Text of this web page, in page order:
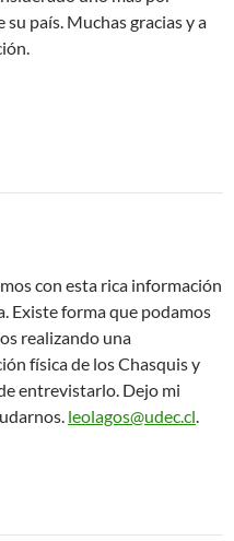
país. Muchas gracias y a
con esta rica información
Existe forma que podamos
realizando una
física de los Chasquis y
entrevistarlo. Dejo mi
leolagos@udec.cl.